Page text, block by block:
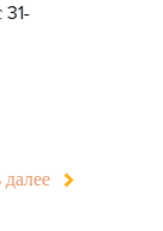
31-
далее